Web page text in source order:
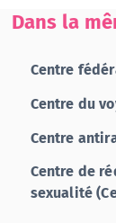
Dans la
Centre
Centre du
Centre
Centre de
sexualité